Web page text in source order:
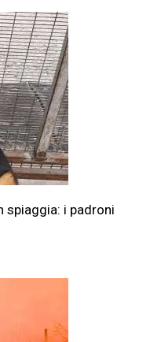
spiaggia: i padroni